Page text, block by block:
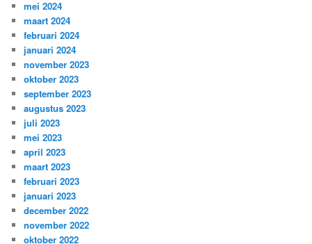
mei 2024
maart 2024
februari 2024
januari 2024
november 2023
oktober 2023
september 2023
augustus 2023
juli 2023
mei 2023
april 2023
maart 2023
februari 2023
januari 2023
december 2022
november 2022
oktober 2022